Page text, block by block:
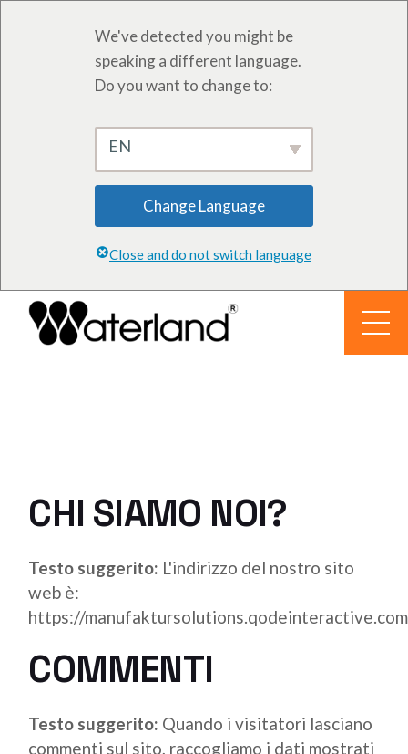
We've detected you might be
speaking a different language.
Do you want to change to:
EN
Change Language
Close and do not switch language
contenuto
CHI SIAMO NOI?
Testo suggerito: L'indirizzo del nostro sito
web è:
https://
COMMENTI
Testo suggerito: Quando i visitatori lasciano
commenti sul sito, raccogliamo i dati mostrati